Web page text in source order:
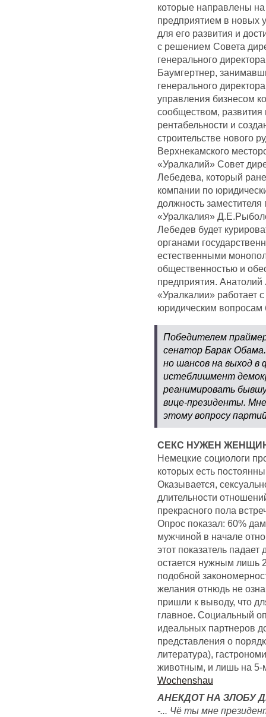
которые направлены
предприятием в новых
для его развития и
с решением Совета
генерального
Баумгертнер,
генерального
управления бизнесом
сообществом,
рентабельности и
строительстве нового
Верхнекамского
«Уралкалий» Совет
Лебедева, который
компании по
должность
«Уралкалия»
Лебедев будет
органами
естественными
общественностью и
предприятия. Анатолий
«Уралкалии» работает
юридическим вопросам
Победителем
сенатор Барак
но шансов на выход в
истеблишмент
реанимировать
вице-президенты.
этому вопросу
СЕКС НУЖЕН
Немецкие социологи
которых есть
Оказывается,
длительности
прекрасного пола
Опрос показал: 60%
мужчиной в начале
этот показатель
остается нужным лишь
подобной
желания отнюдь не
пришли к выводу, что
главное. Социальный
идеальных партнеров
представления о
литература),
животным, и лишь на 5-
Wochenshau
АНЕКДОТ НА ЗЛОБУ
-... Чё ты мне